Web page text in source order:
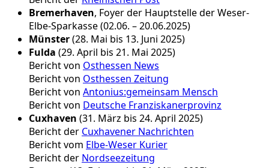
Bremerhaven, Foyer der Hauptstelle der Weser-
Elbe-Sparkasse (02.06. – 20.06.2025)
Münster(28. Mai bis 13. Juni 2025)
Fulda (29. April bis 21. Mai 2025)
Bericht von Osthessen News
Bericht von Osthessen Zeitung
Bericht von Antonius:gemeinsam Mensch
Bericht von Deutsche Franziskanerprovinz
Cuxhaven (31. März bis 24. April 2025)
Bericht der Cuxhavener Nachrichten
Bericht vom Elbe-Weser Kurier
Bericht der Nordseezeitung